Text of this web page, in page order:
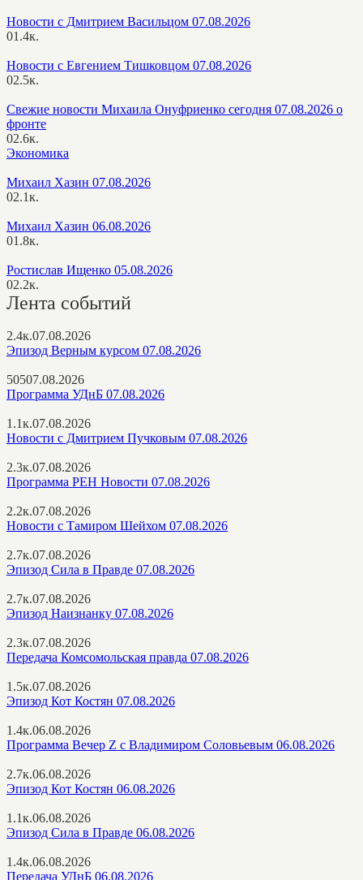
Новости с Дмитрием Васильцом 07.08.2026
01.4к.
Новости с Евгением Тишковцом 07.08.2026
02.5к.
Свежие новости Михаила Онуфриенко сегодня 07.08.2026 о
фронте
02.6к.
Экономика
Михаил Хазин 07.08.2026
02.1к.
Михаил Хазин 06.08.2026
01.8к.
Ростислав Ищенко 05.08.2026
02.2к.
Лента событий
2.4к.07.08.2026
Эпизод Верным курсом 07.08.2026
50507.08.2026
Программа УДнБ 07.08.2026
1.1к.07.08.2026
Новости с Дмитрием Пучковым 07.08.2026
2.3к.07.08.2026
Программа РЕН Новости 07.08.2026
2.2к.07.08.2026
Новости с Тамиром Шейхом 07.08.2026
2.7к.07.08.2026
Эпизод Сила в Правде 07.08.2026
2.7к.07.08.2026
Эпизод Наизнанку 07.08.2026
2.3к.07.08.2026
Передача Комсомольская правда 07.08.2026
1.5к.07.08.2026
Эпизод Кот Костян 07.08.2026
1.4к.06.08.2026
Программа Вечер Z с Владимиром Соловьевым 06.08.2026
2.7к.06.08.2026
Эпизод Кот Костян 06.08.2026
1.1к.06.08.2026
Эпизод Сила в Правде 06.08.2026
1.4к.06.08.2026
Передача УДнБ 06.08.2026